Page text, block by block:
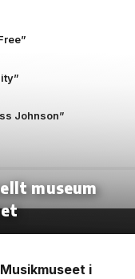
Johnson”
museum
i